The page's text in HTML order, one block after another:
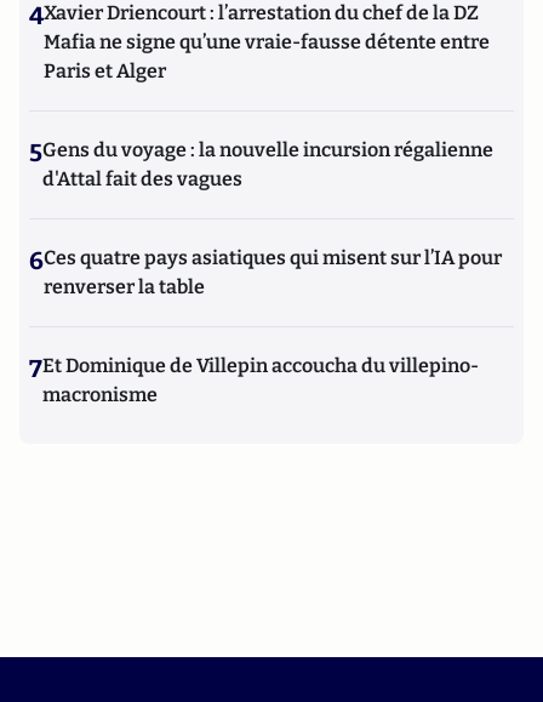
4Xavier Driencourt : l’arrestation du chef de la DZ
Mafia ne signe qu’une vraie-fausse détente entre
Paris et Alger
5Gens du voyage : la nouvelle incursion régalienne
d'Attal fait des vagues
6Ces quatre pays asiatiques qui misent sur l’IA pour
renverser la table
7Et Dominique de Villepin accoucha du villepino-
macronisme